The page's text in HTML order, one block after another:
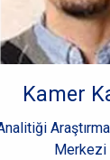
Kamer
Merkezi